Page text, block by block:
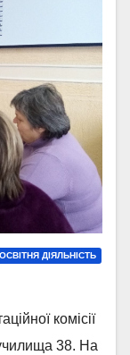
ОСВІТНЯ ДІЯЛЬНІСТЬ
комісії
38. На